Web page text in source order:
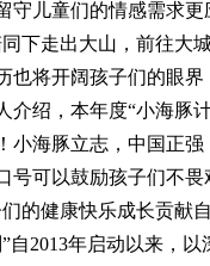
守儿童们的情感需求
下走出大山，前往大
也将开阔孩子们的眼
绍，本年度“小海豚计
小海豚立志，中国正
号可以鼓励孩子们不
的健康快乐成长贡献
2013年启动以来，以